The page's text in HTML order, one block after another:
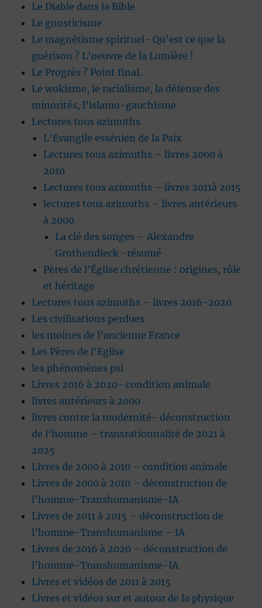
Le Diable dans la Bible
Le gnosticisme
Le magnétisme spirituel- Qu’est ce que la
guérison ? L’oeuvre de la Lumière !
Le Progrès ? Point final.
Le wokisme, le racialisme, la défense des
minorités, l’islamo-gauchisme
Lectures tous azimuths
L’Evangile essénien de la Paix
Lectures tous azimuths – livres 2000 à
2010
Lectures tous azimuths – livres 2011à 2015
lectures tous azimuths – livres antérieurs
à 2000
La clé des songes – Alexandre
Grothendieck -résumé
Pères de l’Église chrétienne : origines, rôle
et héritage
Lectures tous azimuths – livres 2016-2020
Les civilisations perdues
les moines de l’ancienne France
Les Pères de l’Eglise
les phénomènes psi
Livres 2016 à 2020- condition animale
livres antérieurs à 2000
livres contre la modernité- déconstruction
de l’homme – transrationnalité de 2021 à
2025
Livres de 2000 à 2010 – condition animale
Livres de 2000 à 2010 – déconstruction de
l’homme-Transhumanisme-IA
Livres de 2011 à 2015 – déconstruction de
l’homme-Transhumanisme – IA
Livres de 2016 à 2020 – déconstruction de
l’homme-Transhumanisme-IA
Livres et vidéos de 2011 à 2015
Livres et vidéos sur et autour de la physique